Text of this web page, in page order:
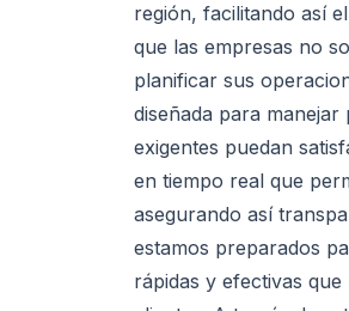
región, facilitando así
que las empresas no
planificar sus
diseñada para
exigentes puedan
en tiempo real que
asegurando así
estamos preparados
rápidas y efectivas